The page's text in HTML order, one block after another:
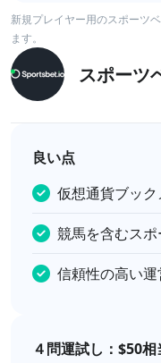
新規プレイヤー用のスポーツ
ます。
スポーツ
良い点
仮想通貨ブッ
競馬を含むス
信頼性の高い
４問運試し：$50